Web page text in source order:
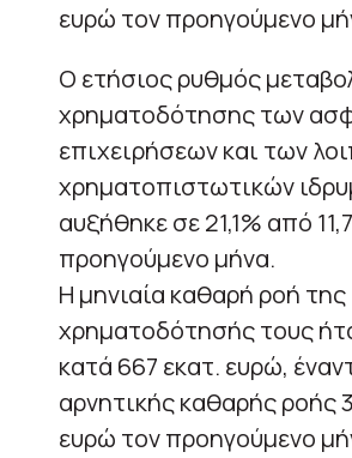
ευρώ τον προηγούμενο
Ο ετήσιος ρυθμός
χρηματοδότησης των
επιχειρήσεων και των
χρηματοπιστωτικών
αυξήθηκε σε 21,1% από
προηγούμενο μήνα.
Η μηνιαία καθαρή ροή της
χρηματοδότησής τους
κατά 667 εκατ. ευρώ,
αρνητικής καθαρής ροής
ευρώ τον προηγούμενο